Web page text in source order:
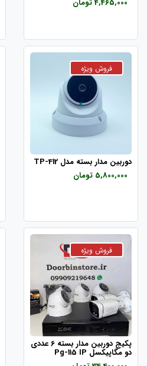
4,465,000 تومان
دوربین مدار بسته مدل TP-412
5,800,000 تومان
پکیج دوربین مدار بسته 6 عددی
دو مگاپیکسل Pg-115 IP